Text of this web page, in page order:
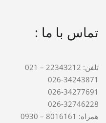
تماس با ما :
تلفن: 22343212 – 021
026-34243871
026-34277691
026-32746228
همراه: 8016161 – 0930